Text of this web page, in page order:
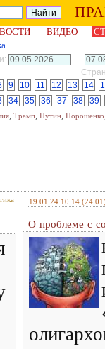
ВИДЕО
–
9 10 11 12 13 14
34 35 36 37 38 39
, Трамп, Путин, Порошенко
19.01.24 10:14
О проблеме с